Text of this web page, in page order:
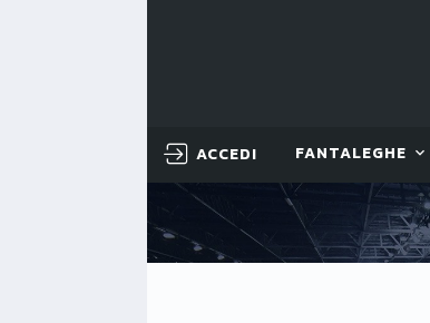
ACCEDI FANTALEGHE